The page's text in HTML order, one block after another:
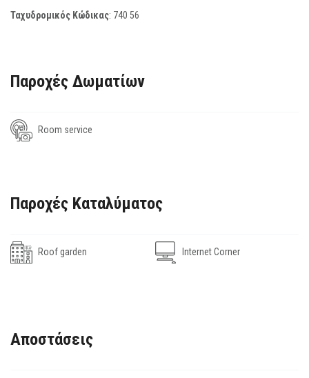
Ταχυδρομικός Κώδικας: 740 56
Παροχές Δωματίων
Room service
Παροχές Καταλύματος
Roof garden Internet Corner
Αποστάσεις